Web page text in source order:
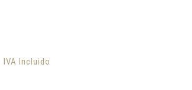
IVA Incluido